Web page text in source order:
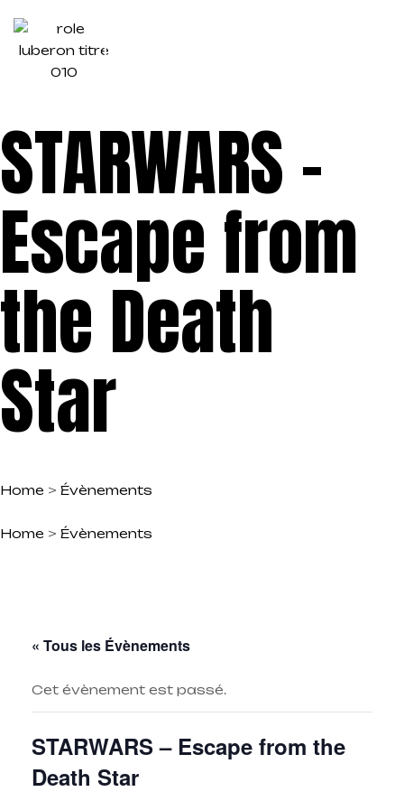
STARWARS–
Escape from
the Death
Star
Home > Évènements
Home > Évènements
« Tous les Évènements
Cet évènement est passé.
STARWARS – Escape from the
Death Star